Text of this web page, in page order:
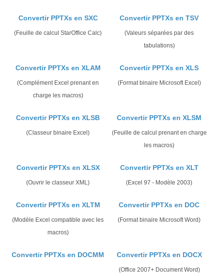
Convertir PPTXs en SXC
(Feuille de calcul StarOffice Calc)
Convertir PPTXs en TSV
(Valeurs séparées par des
tabulations)
Convertir PPTXs en XLAM
(Complément Excel prenant en
charge les macros)
Convertir PPTXs en XLS
(Format binaire Microsoft Excel)
Convertir PPTXs en XLSB
(Classeur binaire Excel)
Convertir PPTXs en XLSM
(Feuille de calcul prenant en charge
les macros)
Convertir PPTXs en XLSX
(Ouvrir le classeur XML)
Convertir PPTXs en XLT
(Excel 97 - Modèle 2003)
Convertir PPTXs en XLTM
(Modèle Excel compatible avec les
macros)
Convertir PPTXs en DOC
(Format binaire Microsoft Word)
Convertir PPTXs en DOCMM Convertir PPTXs en DOCX
(Office 2007+ Document Word)